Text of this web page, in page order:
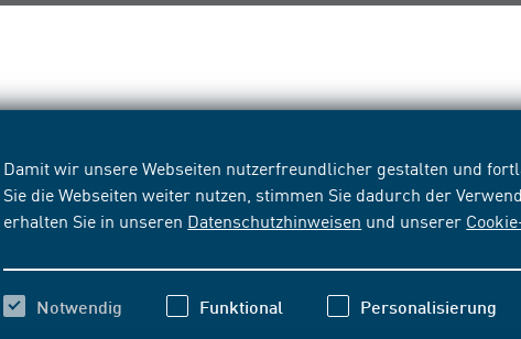
Damit wir unsere Webseiten nutzerfreundlicher gestalten und
Sie die Webseiten weiter nutzen, stimmen Sie dadurch der
erhalten Sie in unseren Datenschutzhinweisen und unserer
Notwendig Funktional Personalisierung